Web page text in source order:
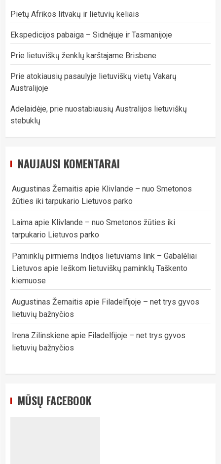
Pietų Afrikos litvakų ir lietuvių keliais
Ekspedicijos pabaiga – Sidnėjuje ir Tasmanijoje
Prie lietuviškų ženklų karštajame Brisbene
Prie atokiausių pasaulyje lietuviškų vietų Vakarų
Australijoje
Adelaidėje, prie nuostabiausių Australijos lietuviškų
stebuklų
NAUJAUSI KOMENTARAI
Augustinas Žemaitis apie Klivlande – nuo Smetonos
žūties iki tarpukario Lietuvos parko
Laima apie Klivlande – nuo Smetonos žūties iki
tarpukario Lietuvos parko
Paminklų pirmiems Indijos lietuviams link – Gabalėliai
Lietuvos apie Ieškom lietuviškų paminklų Taškento
kiemuose
Augustinas Žemaitis apie Filadelfijoje – net trys gyvos
lietuvių bažnyčios
Irena Zilinskiene apie Filadelfijoje – net trys gyvos
lietuvių bažnyčios
MŪSŲ FACEBOOK